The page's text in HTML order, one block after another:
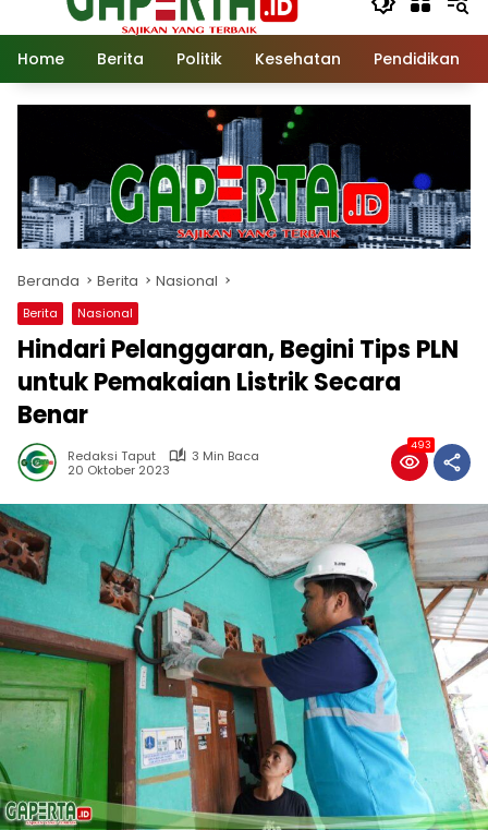
Home Berita Politik Kesehatan Pendidikan
Beranda Berita Nasional
Berita Nasional
Hindari Pelanggaran, Begini Tips PLN
untuk Pemakaian Listrik Secara
Benar
Redaksi Taput
3 Min Baca
20 Oktober 2023
493